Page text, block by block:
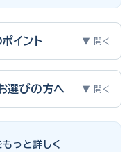
イント ▼ 開く
ルの舞台は、お子様にと
験から、衣装選びで大切
選びの方へ ▼ 開く
もっと詳しく